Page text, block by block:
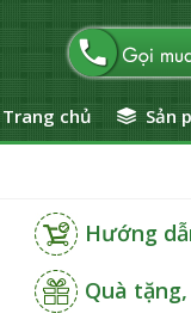
Trang chủ Sản
Hướng
Quà